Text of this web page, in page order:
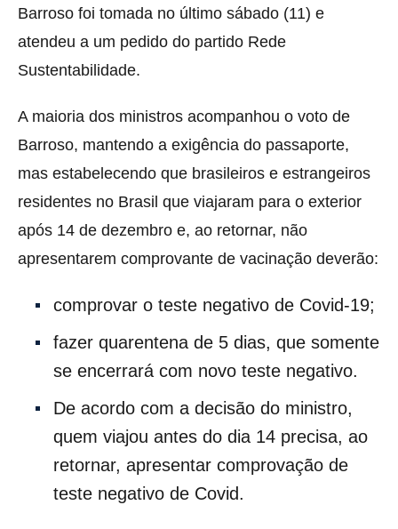
Barroso foi tomada no último sábado (11) e
atendeu a um pedido do partido Rede
Sustentabilidade.
A maioria dos ministros acompanhou o voto de
Barroso, mantendo a exigência do passaporte,
mas estabelecendo que brasileiros e estrangeiros
residentes no Brasil que viajaram para o exterior
após 14 de dezembro e, ao retornar, não
apresentarem comprovante de vacinação deverão:
comprovar o teste negativo de Covid-19;
fazer quarentena de 5 dias, que somente
se encerrará com novo teste negativo.
De acordo com a decisão do ministro,
quem viajou antes do dia 14 precisa, ao
retornar, apresentar comprovação de
teste negativo de Covid.